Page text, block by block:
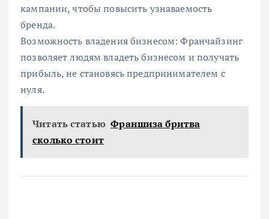
кампании, чтобы повысить узнаваемость
бренда.
Возможность владения бизнесом: Франчайзинг
позволяет людям владеть бизнесом и получать
прибыль, не становясь предпринимателем с
нуля.
Читать статью Франшиза бритва
сколько стоит